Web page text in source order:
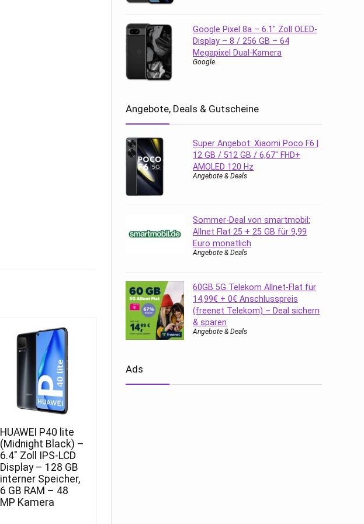
HUAWEI P40 lite
(Midnight Black) –
6.4″ Zoll IPS-LCD
Display – 128 GB
interner Speicher,
6 GB RAM – 48
MP Kamera
Google Pixel 8a – 6.1″ Zoll OLED-
Display – 8 / 256 GB – 64
Megapixel Dual-Kamera
Google
Angebote, Deals & Gutscheine
Super Angebot: Xiaomi Poco F6 |
12 GB / 512 GB / 6,67″ FHD+
AMOLED 120 Hz
Angebote & Deals
Sommer-Deal von smartmobil:
Allnet Flat 25 + 25 GB für 9,99
Euro monatlich
Angebote & Deals
60GB 5G Telekom Allnet-Flat für
14,99€ + 0€ Anschlusspreis
(freenet Telekom) – Deal sichern
& sparen
Angebote & Deals
Ads